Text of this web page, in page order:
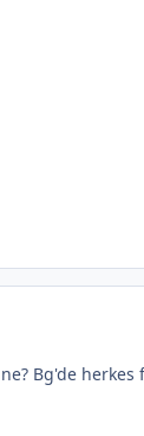
Bg'de herkes